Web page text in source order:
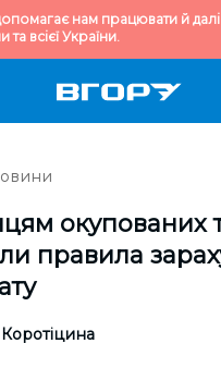
нам працювати й
всієї України.
окупованих
правила
Коротіцина